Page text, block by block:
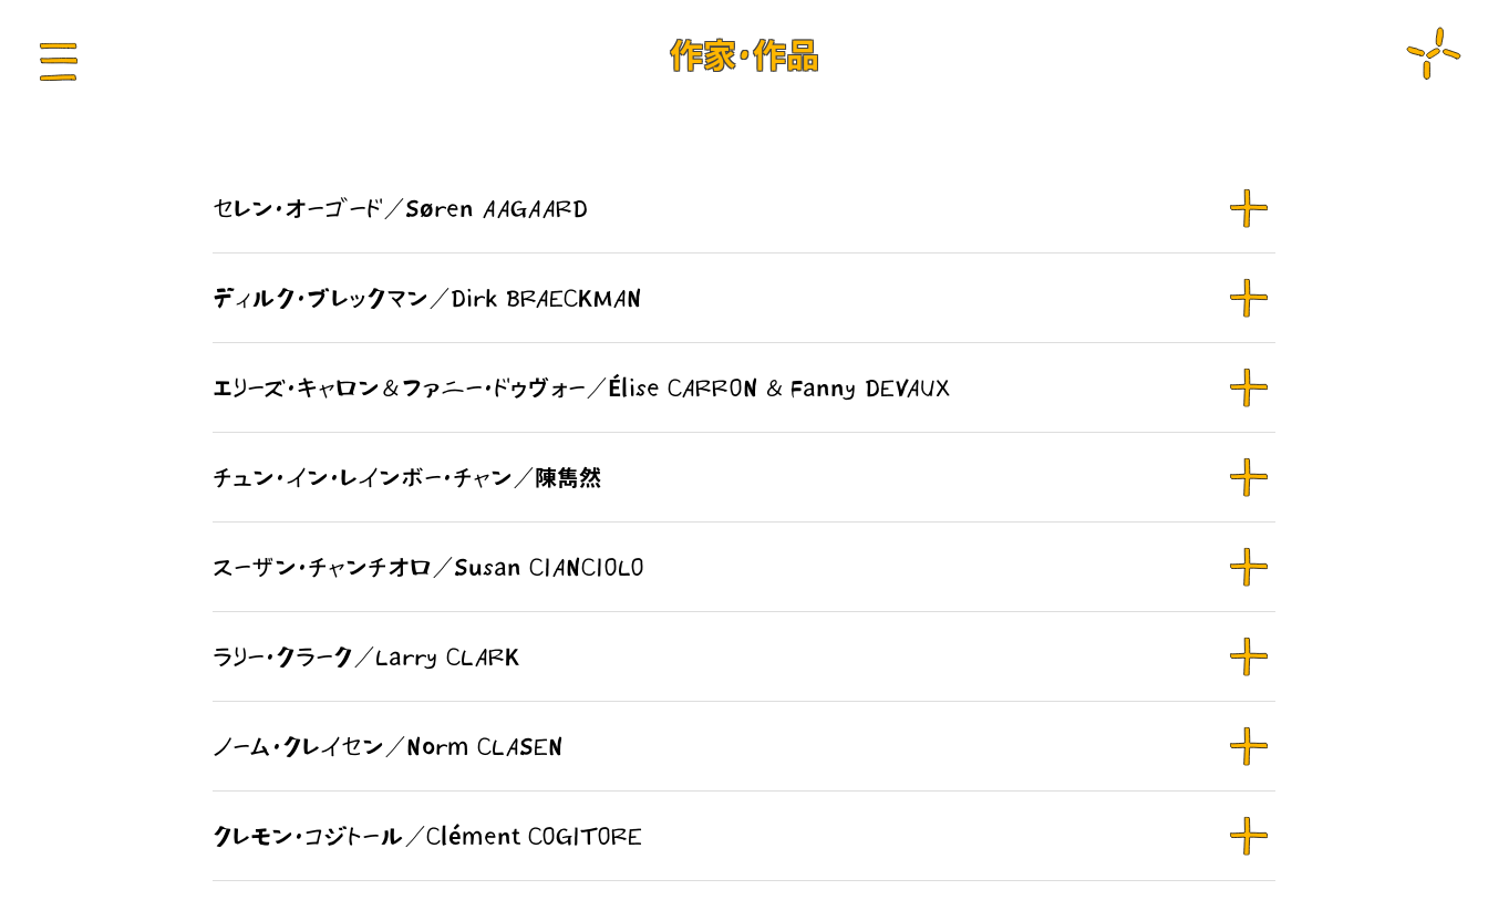
作家・作品
セレン・オーゴード／Søren AAGAARD
ディルク・ブレックマン／Dirk BRAECKMAN
エリーズ・キャロン＆ファニー・ドゥヴォー／Élise CARRON & Fanny DEVAUX
チュン・イン・レインボー・チャン／陳雋然
スーザン・チャンチオロ／Susan CIANCIOLO
ラリー・クラーク／Larry CLARK
ノーム・クレイセン／Norm CLASEN
クレモン・コジトール／Clément COGITORE